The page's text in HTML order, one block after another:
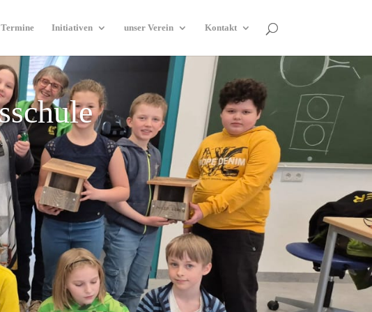
Termine Initiativen unser Verein Kontakt